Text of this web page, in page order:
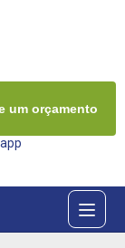
um orçamento